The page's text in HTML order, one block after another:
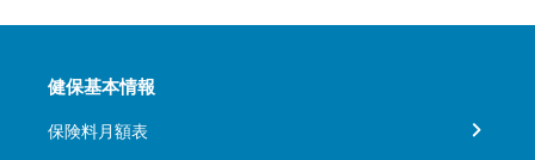
健保基本情報
保険料月額表